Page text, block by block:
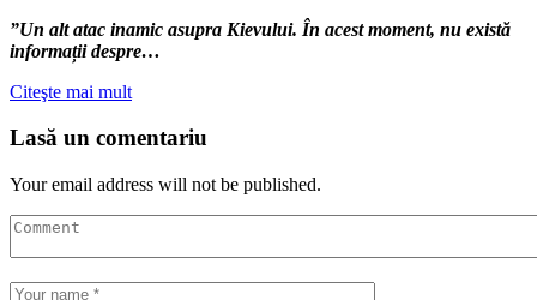
”Un alt atac inamic asupra Kievului. În acest moment, nu există
informații despre…
Citeşte mai mult
Lasă un comentariu
Your email address will not be published.